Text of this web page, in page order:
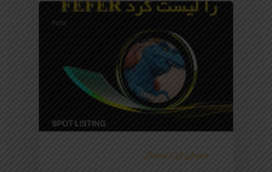
معرفی ارز دیجیتال